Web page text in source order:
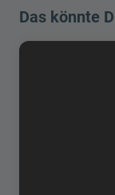
Das könnte